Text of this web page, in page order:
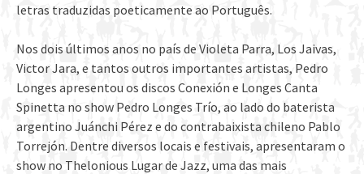
letras traduzidas poeticamente ao Português.
Nos dois últimos anos no país de Violeta Parra, Los Jaivas,
Victor Jara, e tantos outros importantes artistas, Pedro
Longes apresentou os discos Conexión e Longes Canta
Spinetta no show Pedro Longes Trío, ao lado do baterista
argentino Juánchi Pérez e do contrabaixista chileno Pablo
Torrejón. Dentre diversos locais e festivais, apresentaram o
show no Thelonious Lugar de Jazz, uma das mais